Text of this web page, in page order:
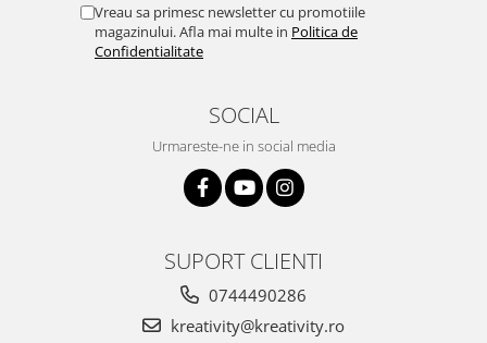
Vreau sa primesc newsletter cu promotiile
magazinului. Afla mai multe in Politica de
Confidentialitate
SOCIAL
Urmareste-ne in social media
SUPORT CLIENTI
0744490286
kreativity@kreativity.ro